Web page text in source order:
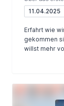
11.04.2025
Erfahrt wie
gekommen sind Ab 01:35:40 gehts zu den
willst mehr